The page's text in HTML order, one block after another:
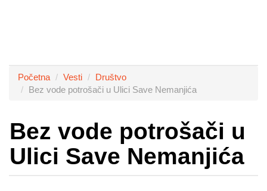
Početna Vesti
Društvo
Bez vode potrošači u Ulici Save Nemanjića
Bez vode potrošači u
Ulici Save Nemanjića